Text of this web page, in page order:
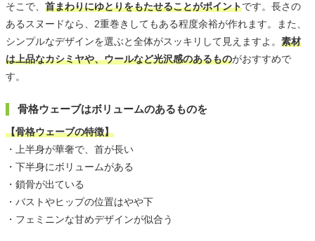
そこで、 首まわりにゆとりをもたせることがポイントです。長さの
あるスヌードなら、2重巻きしてもある程度余裕が作れます。また、
シンプルなデザインを選ぶと全体がスッキリして見えますよ。 素材
は上品なカシミヤや、ウールなど光沢感のあるものがおすすめで
す。
骨格ウェーブはボリュームのあるものを
【骨格ウェーブの特徴】
・上半身が華奢で、首が長い
・下半身にボリュームがある
・鎖骨が出ている
・バストやヒップの位置はやや下
・フェミニンな甘めデザインが似合う